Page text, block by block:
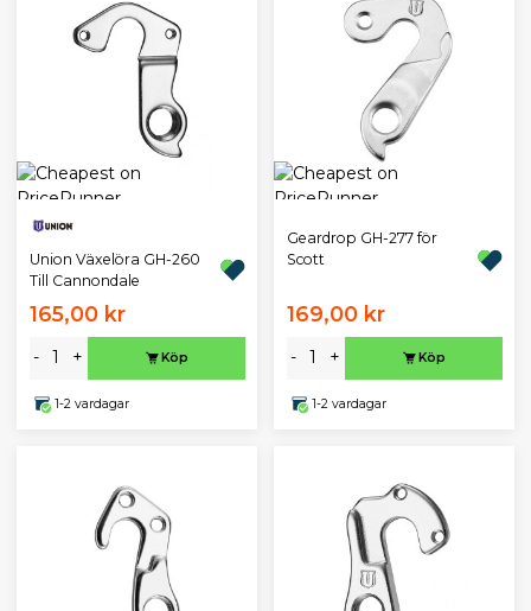
Union Växelöra GH-260
Till Cannondale
165,00 kr
- + Köp
1-2 vardagar
Geardrop GH-277 för
Scott
169,00 kr
- + Köp
1-2 vardagar